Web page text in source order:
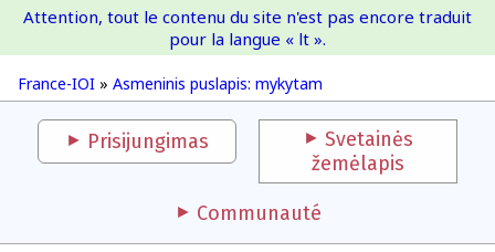
France-IOI
France-IOI » Asmeninis puslapis: mykytam
Attention, tout le contenu du site n'est pas encore traduit
pour la langue « lt ».
Prisijungimas
Svetainės
žemėlapis
Communauté